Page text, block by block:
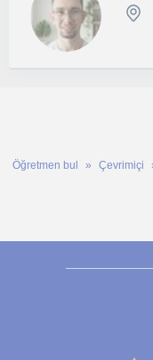
Öğretmen bul Çevrimiçi